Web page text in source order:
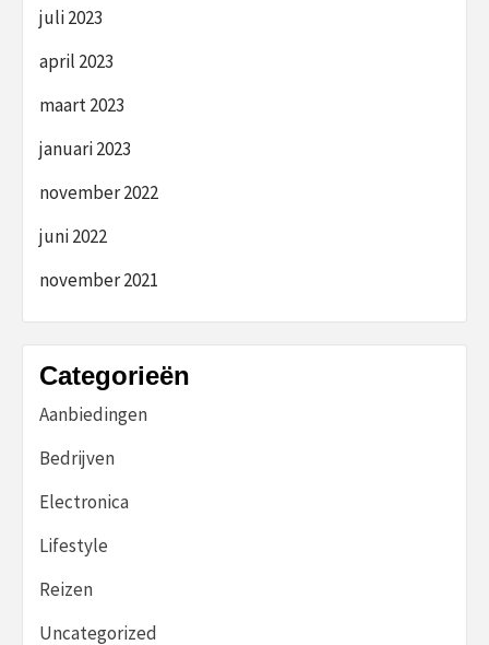
juli 2023
april 2023
maart 2023
januari 2023
november 2022
juni 2022
november 2021
Categorieën
Aanbiedingen
Bedrijven
Electronica
Lifestyle
Reizen
Uncategorized